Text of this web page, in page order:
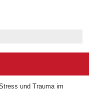
und Trauma im